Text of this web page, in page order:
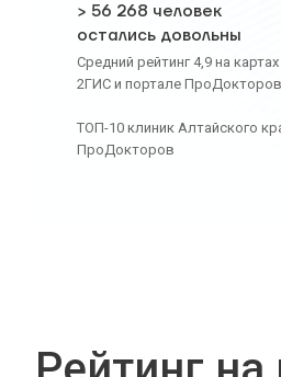
> 56 268 человек
остались довольны
Средний рейтинг 4,9 на
2ГИС и портале ПроДокторов
ТОП-10 клиник Алтайского
ПроДокторов